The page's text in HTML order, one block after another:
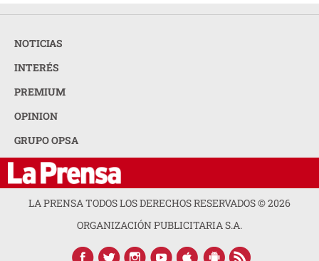
NOTICIAS
INTERÉS
PREMIUM
OPINION
GRUPO OPSA
LA PRENSA TODOS LOS DERECHOS RESERVADOS ©2026
ORGANIZACIÓN PUBLICITARIA S.A.